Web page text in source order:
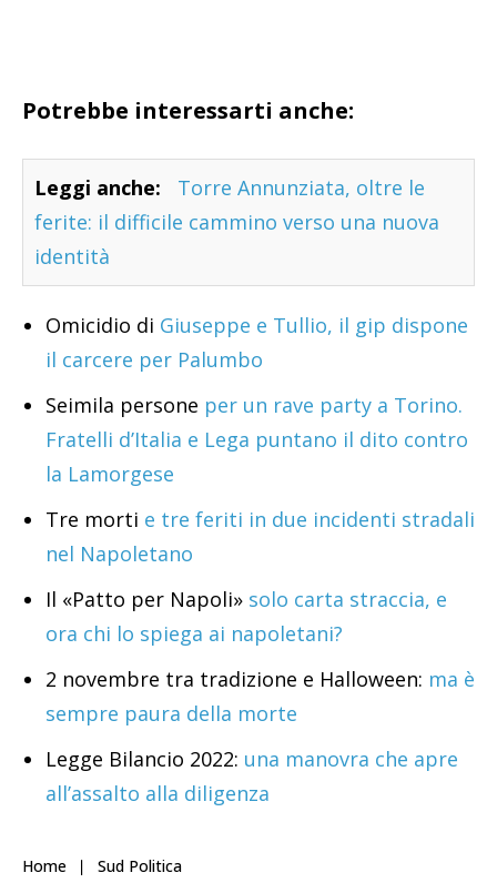
Potrebbe interessarti anche:
Leggi anche:
Torre Annunziata, oltre le
ferite: il difficile cammino verso una nuova
identità
Omicidio di Giuseppe e Tullio, il gip dispone
il carcere per Palumbo
Seimila persone per un rave party a Torino.
Fratelli d’Italia e Lega puntano il dito contro
la Lamorgese
Tre morti e tre feriti in due incidenti stradali
nel Napoletano
Il «Patto per Napoli» solo carta straccia, e
ora chi lo spiega ai napoletani?
2 novembre tra tradizione e Halloween: ma è
sempre paura della morte
Legge Bilancio 2022: una manovra che apre
all’assalto alla diligenza
Home Sud Politica